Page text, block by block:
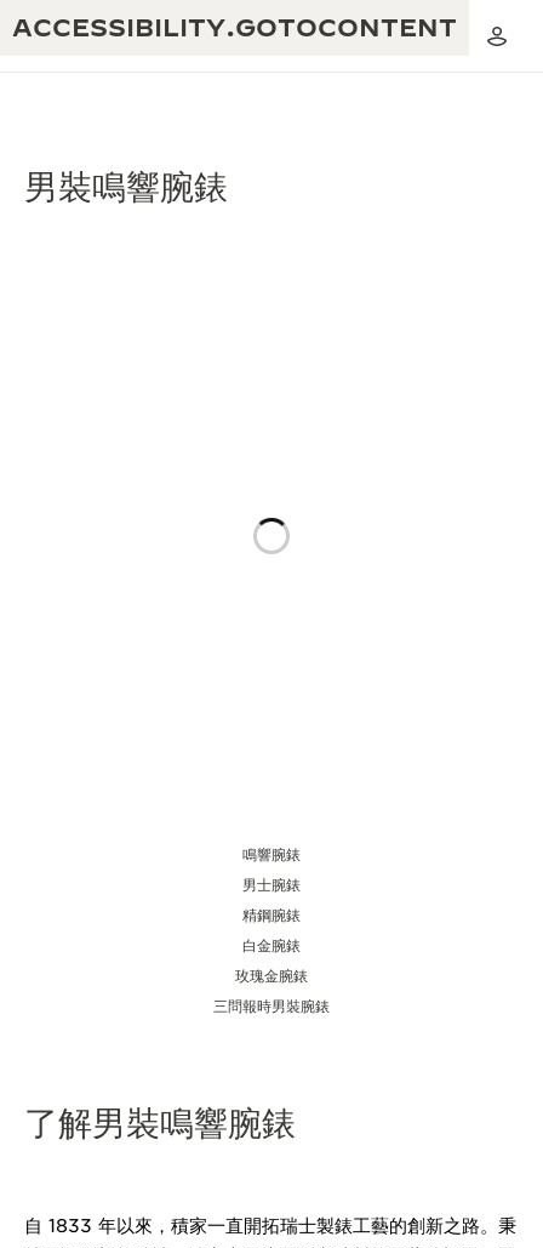
ACCESSIBILITY.GOTOCONTENT
REVERSO 翻轉系列腕錶主題展覽
男裝鳴響腕錶
鳴響腕錶
男士腕錶
精鋼腕錶
白金腕錶
玫瑰金腕錶
三問報時男裝腕錶
了解男裝鳴響腕錶
自 1833 年以來，積家一直開拓瑞士製錶工藝的創新之路。秉